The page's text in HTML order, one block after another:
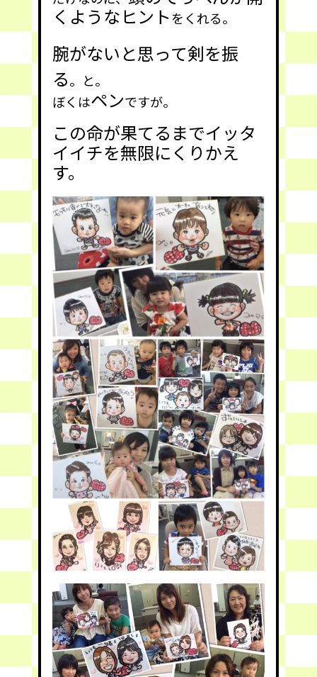
くようなヒントをくれる。
腕がないと思って剣を振
る。と。
ぼくはペンですが。
この命が果てるまでイッタ
イイチを無限にくりかえ
す。